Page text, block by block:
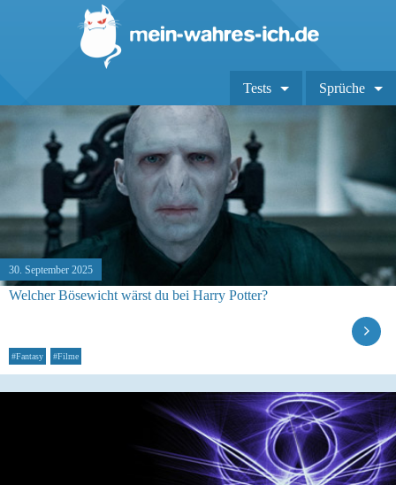
Tests Sprüche
30. September 2025
Welcher Bösewicht wärst du bei Harry Potter?
#Fantasy #Filme